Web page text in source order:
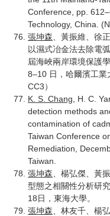
Conference, pp.
Technology, China.
張坤森 、黃振維、徐
以濕式冶金法去除電
屆海峽兩岸環境保護
8–10 日，哈爾濱工
CC3）
K. S. Chang , H. C.
detection methods
contamination of
Taiwan Conference
Remediation,
Taiwan.
張坤森 、楊弘傑、黃
型態之相關性分析研
18日，東海大學。
張坤森 、林友千、楊